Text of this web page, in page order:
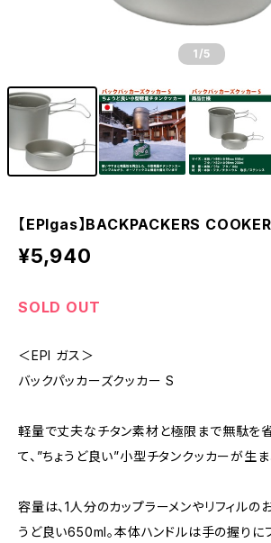
1 /5
【EPIgas】BACKPACKERS
¥5,940
SOLD OUT
＜EPI ガス＞
バックパッカーズクッカー S
軽量で丈夫なチタン素材と極限まで無駄を
て、”ちょうど良い”小型チタンクッカーが生ま
容量は、1人分のカップラーメンやリフィルの
うど良い650ml。本体ハンドルは手の握りに